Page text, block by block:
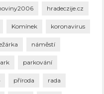
hradeczije.cz
Komínek koronavirus
náměstí
parkování
příroda rada